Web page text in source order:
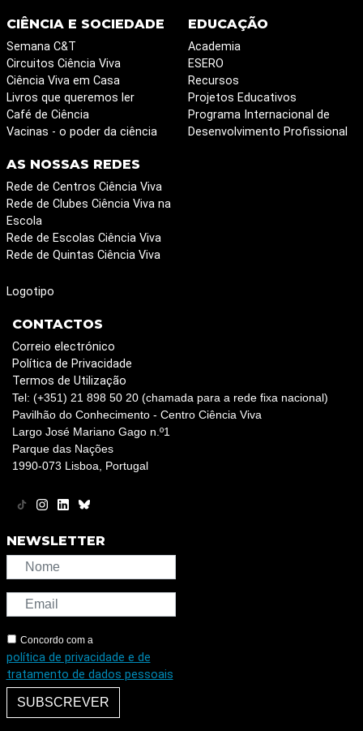
CIÊNCIA E SOCIEDADE
Semana C&T
Circuitos Ciência Viva
Ciência Viva em Casa
Livros que queremos ler
Café de Ciência
Vacinas - o poder da ciência
EDUCAÇÃO
Academia
ESERO
Recursos
Projetos Educativos
Programa Internacional de
Desenvolvimento Profissional
AS NOSSAS REDES
Rede de Centros Ciência Viva
Rede de Clubes Ciência Viva na
Escola
Rede de Escolas Ciência Viva
Rede de Quintas Ciência Viva
Logotipo
CONTACTOS
Correio electrónico
Política de Privacidade
Termos de Utilização
Tel: (+351) 21 898 50 20 (chamada para a rede fixa nacional)
Pavilhão do Conhecimento - Centro Ciência Viva
Largo José Mariano Gago n.º1
Parque das Nações
1990-073 Lisboa, Portugal
NEWSLETTER
Concordo com a
política de privacidade e de
tratamento de dados pessoais
SUBSCREVER